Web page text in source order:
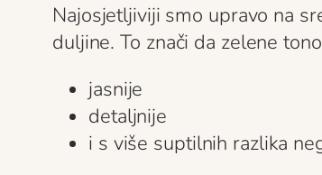
Najosjetljiviji smo upravo na
duljine. To znači da zelene
jasnije
detaljnije
i s više suptilnih razlika